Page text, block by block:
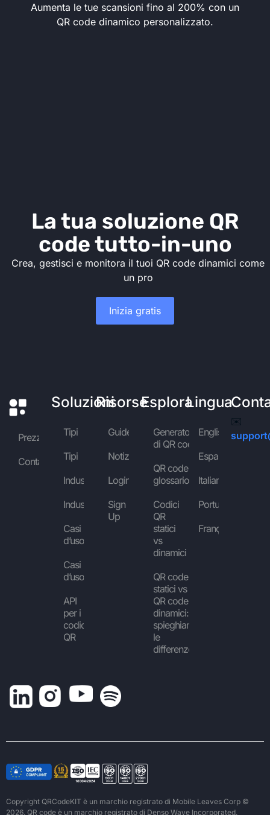
Aumenta le tue scansioni fino al 200% con un
QR code dinamico personalizzato.
La tua soluzione QR
code tutto-in-uno
Crea, gestisci e monitora il tuoi QR code dinamici come
un pro
Inizia gratis
Prezzi
Contattaci
Soluzioni
Tipi
Tipi
Industrie
Industrie
Casi
d’uso
Casi
d’uso
API
per i
codici
QR
Risorse
Guide
Notizie
Login
Sign
Up
Esplora
Generatore
di QR code
QR code
glossario
Codici
QR
statici
vs
dinamici
QR code
statici vs
QR code
dinamici:
spieghiamo
le
differenze
Lingua
English
Español
Italiano
Português
Français
✉️
Copyright QRCodeKIT è un marchio registrato di Mobile Leaves Corp ©
2026. QR code è un marchio registrato di Denso Wave Incorporated.